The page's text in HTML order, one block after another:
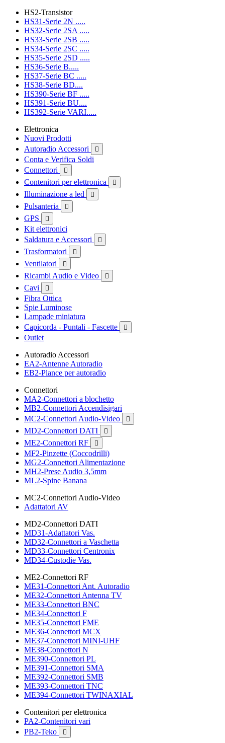
HS2-Transistor
HS31-Serie 2N .....
HS32-Serie 2SA .....
HS33-Serie 2SB .....
HS34-Serie 2SC .....
HS35-Serie 2SD .....
HS36-Serie B.....
HS37-Serie BC .....
HS38-Serie BD....
HS390-Serie BF .....
HS391-Serie BU....
HS392-Serie VARI.....
Elettronica
Nuovi Prodotti
Autoradio Accessori

Conta e Verifica Soldi
Connettori

Contenitori per elettronica 
Illuminazione a led 
Pulsanteria 
GPS 
Kit elettronici
Saldatura e Accessori

Trasformatori 
Ventilatori 
Ricambi Audio e Video 
Cavi 
Fibra Ottica
Spie Luminose
Lampade miniatura
Capicorda - Puntali - Fascette

Outlet
Autoradio Accessori
EA2-Antenne Autoradio
EB2-Plance per autoradio
Connettori
MA2-Connettori a blochetto
MB2-Connettori Accendisigari
MC2-Connettori Audio-Video

MD2-Connettori DATI 
ME2-Connettori RF 
MF2-Pinzette (Coccodrilli)
MG2-Connettori Alimentazione
MH2-Prese Audio 3,5mm
ML2-Spine Banana
MC2-Connettori Audio-Video
Adattatori AV
MD2-Connettori DATI
MD31-Adattatori Vas.
MD32-Connettori a Vaschetta
MD33-Connettori Centronix
MD34-Custodie Vas.
ME2-Connettori RF
ME31-Connettori Ant. Autoradio
ME32-Connettori Antenna TV
ME33-Connettori BNC
ME34-Connettori F
ME35-Connettori FME
ME36-Connettori MCX
ME37-Connettori MINI-UHF
ME38-Connettori N
ME390-Connettori PL
ME391-Connettori SMA
ME392-Connettori SMB
ME393-Connettori TNC
ME394-Connettori TWINAXIAL
Contenitori per elettronica
PA2-Contenitori vari
PB2-Teko
